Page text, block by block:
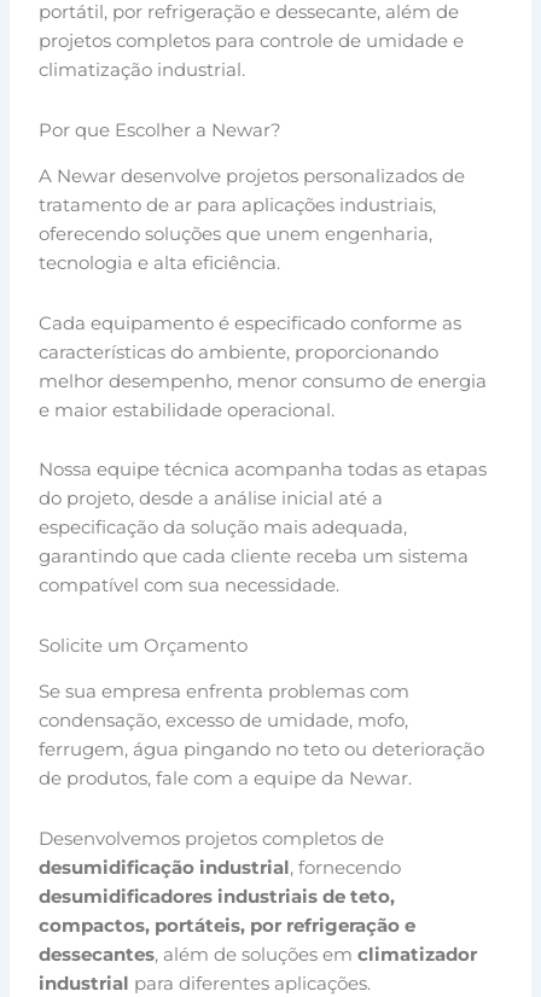
portátil, por refrigeração e dessecante, além de
projetos completos para controle de umidade e
climatização industrial.
Por que Escolher a Newar?
A Newar desenvolve projetos personalizados de
tratamento de ar para aplicações industriais,
oferecendo soluções que unem engenharia,
tecnologia e alta eficiência.
Cada equipamento é especificado conforme as
características do ambiente, proporcionando
melhor desempenho, menor consumo de energia
e maior estabilidade operacional.
Nossa equipe técnica acompanha todas as etapas
do projeto, desde a análise inicial até a
especificação da solução mais adequada,
garantindo que cada cliente receba um sistema
compatível com sua necessidade.
Solicite um Orçamento
Se sua empresa enfrenta problemas com
condensação, excesso de umidade, mofo,
ferrugem, água pingando no teto ou deterioração
de produtos, fale com a equipe da Newar.
Desenvolvemos projetos completos de
desumidificação industrial, fornecendo
desumidificadores industriais de teto,
compactos, portáteis, por refrigeração e
dessecantes, além de soluções emclimatizador
industrial para diferentes aplicações.